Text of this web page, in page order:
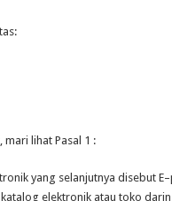
lihat Pasal 1 :
yang selanjutnya disebut E–
elektronik atau toko